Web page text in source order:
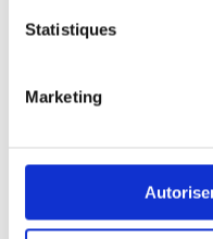
Statistiques
Marketing
proposant
manifestations
également aux carafes,